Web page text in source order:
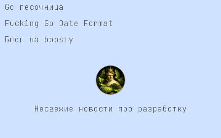
Go песочница
Fucking Go Date Format
Блог на boosty
Несвежие новости про разработку